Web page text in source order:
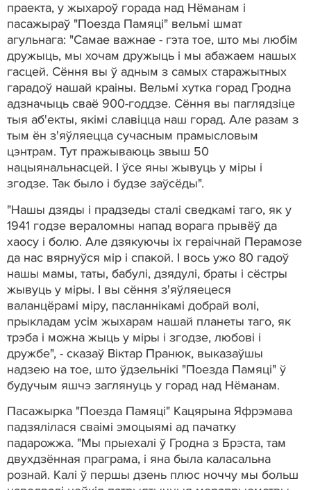
праекта, у жыхароў горада над Нёманам і
пасажыраў "Поезда Памяці" вельмі шмат
агульнага: "Самае важнае - гэта тое, што мы любім
дружыць, мы хочам дружыць і мы абажаем нашых
гасцей. Сёння вы ў адным з самых старажытных
гарадоў нашай краіны. Вельмі хутка горад Гродна
адзначыць сваё 900-годдзе. Сёння вы паглядзіце
тыя аб'екты, якімі славіцца наш горад. Але разам з
тым ён з'яўляецца сучасным прамысловым
цэнтрам. Тут пражываюць звыш 50
нацыянальнасцей. І ўсе яны жывуць у міры і
згодзе. Так было і будзе заўсёды".
"Нашы дзяды і прадзеды сталі сведкамі таго, як у
1941 годзе вераломны напад ворага прывёў да
хаосу і болю. Але дзякуючы іх гераічнай Перамозе
да нас вярнуўся мір і спакой. І вось ужо 80 гадоў
нашы мамы, таты, бабулі, дзядулі, браты і сёстры
жывуць у міры. І вы сёння з'яўляецеся
валанцёрамі міру, пасланнікамі добрай волі,
прыкладам усім жыхарам нашай планеты таго, як
трэба і можна жыць у міры і згодзе, любові і
дружбе", - сказаў Віктар Пранюк, выказаўшы
надзею на тое, што ўдзельнікі "Поезда Памяці" ў
будучым яшчэ заглянуць у горад над Нёманам.
Пасажырка "Поезда Памяці" Кацярына Яфрэмава
падзялілася сваімі эмоцыямі ад пачатку
падарожжа. "Мы прыехалі ў Гродна з Брэста, там
двухдзённая праграма, і яна была каласальна
рознай. Калі ў першы дзень плюс ноччу мы больш